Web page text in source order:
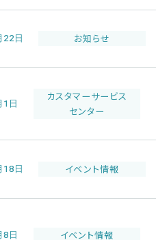
22日 お知らせ
1日
カスタマーサービス
センター
18日 イベント情報
8日 イベント情報